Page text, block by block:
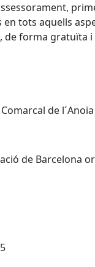
tots aquells
de forma gratuïta
de l´Anoia
de Barcelona